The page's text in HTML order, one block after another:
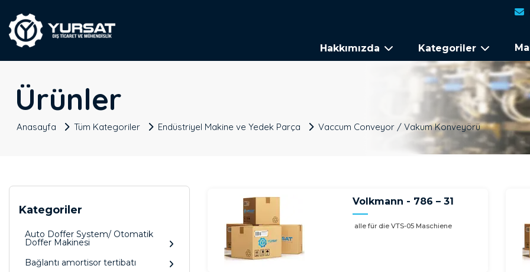
Hakkımızda Kategoriler
Ürünler
Anasayfa Tüm Kategoriler Endüstriyel Makine ve Yedek Parça Vaccum Conveyor / Vakum Konveyörü
Kategoriler
Auto Doffer System/ Otomatik
Doffer Makinesi
Bağlantı amortisor tertibatı
Volkmann - 786 – 31
alle für die VTS-05 Maschiene